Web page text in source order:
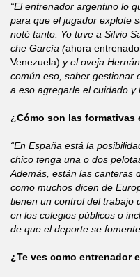
“El entrenador argentino lo
para que el jugador explote
noté tanto. Yo tuve a Silvio
che García (ahora
Venezuela) y el oveja
común eso, saber gestionar
a eso agregarle el cuidado y
¿Cómo son las formativas
“En España está la
chico tenga una o dos
Además, están las canteras
como muchos dicen de
tienen un control del trabajo
en los colegios públicos o
de que el deporte se
¿Te ves como entrenador